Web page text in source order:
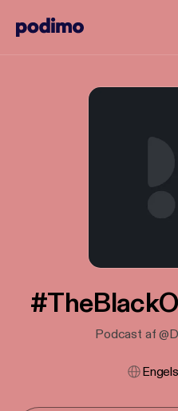
Podcast af